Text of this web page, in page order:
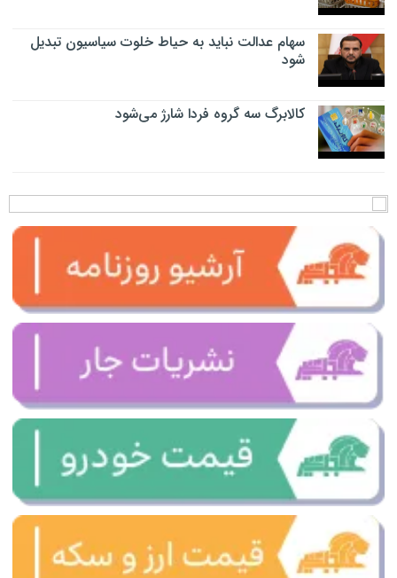
سهام عدالت نباید به حیاط خلوت سیاسیون تبدیل
شود
کالابرگ سه گروه فردا شارژ می‌شود